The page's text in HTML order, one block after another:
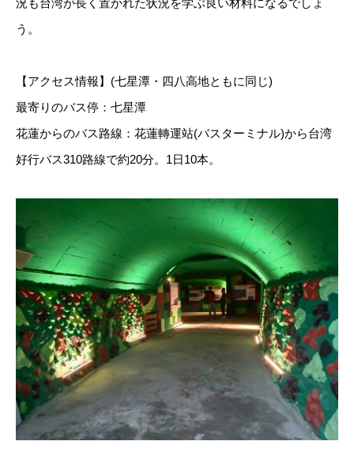
う。
【アクセス情報】(七星潭・四八高地ともに同じ)
最寄りのバス停：七星潭
花蓮からのバス路線：花蓮轉運站(バスターミナル)から台湾
好行バス310路線で約20分。1日10本。